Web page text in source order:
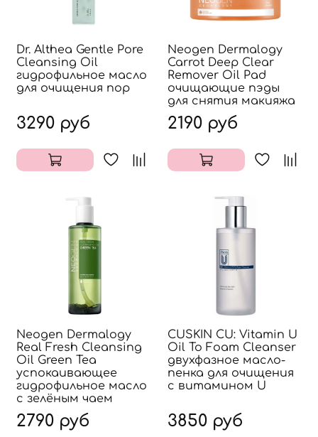
Dr. Althea Gentle Pore
Cleansing Oil
гидрофильное масло
для очищения пор
3290 руб
Neogen Dermalogy
Carrot Deep Clear
Remover Oil Pad
очищающие пэды
для снятия макияжа
2190 руб
Neogen Dermalogy
Real Fresh Cleansing
Oil Green Tea
успокаивающее
гидрофильное масло
с зелёным чаем
2790 руб
CUSKIN CU: Vitamin U
Oil To Foam Cleanser
двухфазное масло-
пенка для очищения
с витамином U
3850 руб